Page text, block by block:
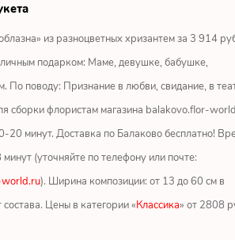
из разноцветных хризантем за 3 914
подарком: Маме, девушке, бабушке,
По поводу: Признание в любви, свидание, в
сборки флористам магазина balakovo.flor-
20 минут. Доставка по Балаково бесплатно!
минут (уточняйте по телефону или почте:
). Ширина композиции: от 13 до 60 см в
состава. Цены в категории «Классика» от 2808